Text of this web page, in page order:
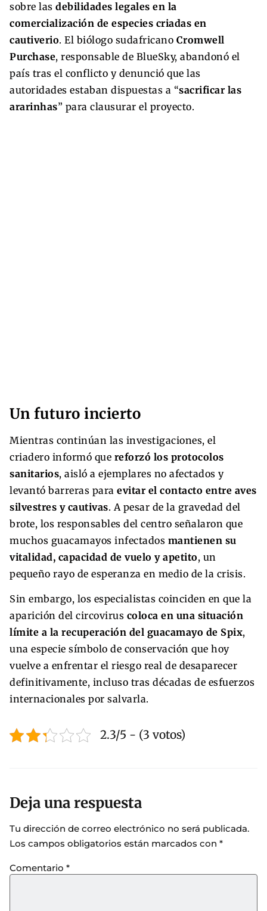
sobre las debilidades legales en la
comercialización de especies criadas en
cautiverio. El biólogo sudafricano Cromwell
Purchase, responsable de BlueSky, abandonó el
país tras el conflicto y denunció que las
autoridades estaban dispuestas a “sacrificar las
ararinhas” para clausurar el proyecto.
Un futuro incierto
Mientras continúan las investigaciones, el
criadero informó que reforzó los protocolos
sanitarios, aisló a ejemplares no afectados y
levantó barreras para evitar el contacto entre aves
silvestres y cautivas. A pesar de la gravedad del
brote, los responsables del centro señalaron que
muchos guacamayos infectados mantienen su
vitalidad, capacidad de vuelo y apetito, un
pequeño rayo de esperanza en medio de la crisis.
Sin embargo, los especialistas coinciden en que la
aparición del circovirus coloca en una situación
límite a la recuperación del guacamayo de Spix,
una especie símbolo de conservación que hoy
vuelve a enfrentar el riesgo real de desaparecer
definitivamente, incluso tras décadas de esfuerzos
internacionales por salvarla.
2.3/5 - (3 votos)
Deja una respuesta
Tu dirección de correo electrónico no será publicada.
Los campos obligatorios están marcados con *
Comentario *